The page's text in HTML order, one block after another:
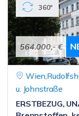
564.000,- €
360°
u. Johnstraße
ERSTBEZUG,